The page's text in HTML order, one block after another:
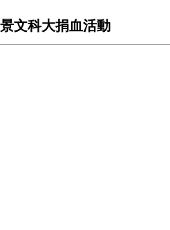
景文科大捐血活動